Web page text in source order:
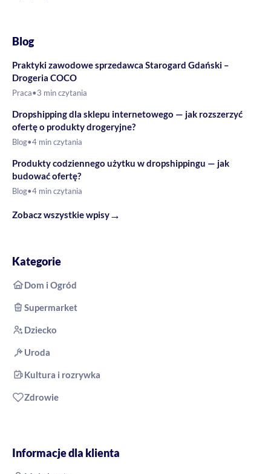
Blog
Praktyki zawodowe sprzedawca Starogard Gdański –
Drogeria COCO
Praca•3 min czytania
Dropshipping dla sklepu internetowego — jak rozszerzyć
ofertę o produkty drogeryjne?
Blog•4 min czytania
Produkty codziennego użytku w dropshippingu — jak
budować ofertę?
Blog•4 min czytania
Zobacz wszystkie wpisy→
Kategorie
Dom i Ogród
Supermarket
Dziecko
Uroda
Kultura i rozrywka
Zdrowie
Informacje dla klienta